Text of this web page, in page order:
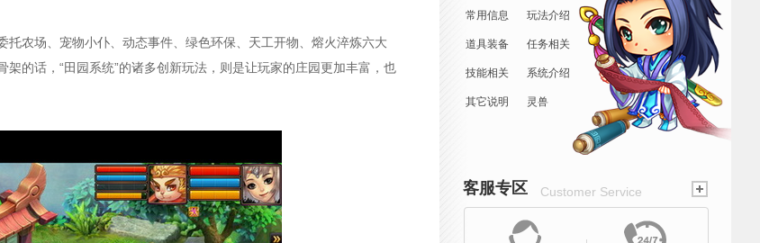
托农场、宠物小仆、动态事件、绿色环保、天工开物、熔火淬炼六大
的话，“田园系统”的诸多创新玩法，则是让玩家的庄园更加丰富，也
常用信息 玩法介绍
道具装备 任务相关
技能相关 系统介绍
其它说明 灵兽
客服专区 Customer Service